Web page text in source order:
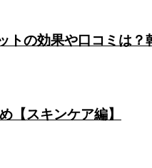
トの効果や口コミは？
【スキンケア編】